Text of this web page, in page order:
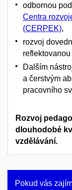
odbornou
Centra
(CERPEK),
rozvoj
Dalším
a čerstvým
pracovního
Rozvoj
dlouhodobé
vzdělávání.
Pokud vás